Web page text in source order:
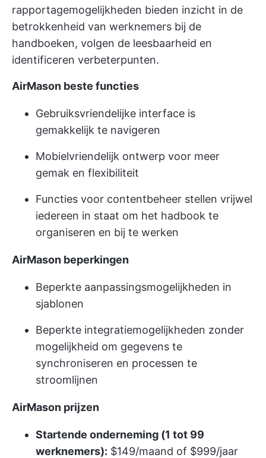
rapportagemogelijkheden bieden inzicht in de
betrokkenheid van werknemers bij de
handboeken, volgen de leesbaarheid en
identificeren verbeterpunten.
AirMason beste functies
Gebruiksvriendelijke interface is
gemakkelijk te navigeren
Mobielvriendelijk ontwerp voor meer
gemak en flexibiliteit
Functies voor contentbeheer stellen vrijwel
iedereen in staat om het hadbook te
organiseren en bij te werken
AirMason beperkingen
Beperkte aanpassingsmogelijkheden in
sjablonen
Beperkte integratiemogelijkheden zonder
mogelijkheid om gegevens te
synchroniseren en processen te
stroomlijnen
AirMason prijzen
Startende onderneming (1 tot 99
werknemers): $149/maand of $999/jaar